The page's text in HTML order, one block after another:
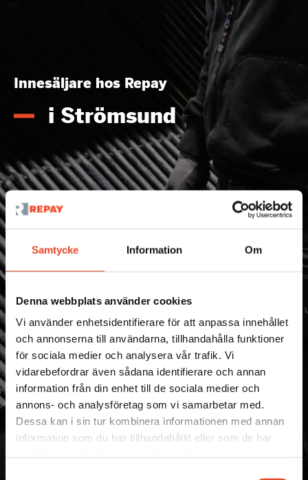
Samtycke Information Om
Denna webbplats använder cookies
Vi använder enhetsidentifierare för att anpassa innehållet
och annonserna till användarna, tillhandahålla funktioner
för sociala medier och analysera vår trafik. Vi
vidarebefordrar även sådana identifierare och annan
information från din enhet till de sociala medier och
annons- och analysföretag som vi samarbetar med.
Dessa kan i sin tur kombinera informationen med annan
information som du har tillhandahållit eller som de har
Innesäljare hos Repay
i Strömsund